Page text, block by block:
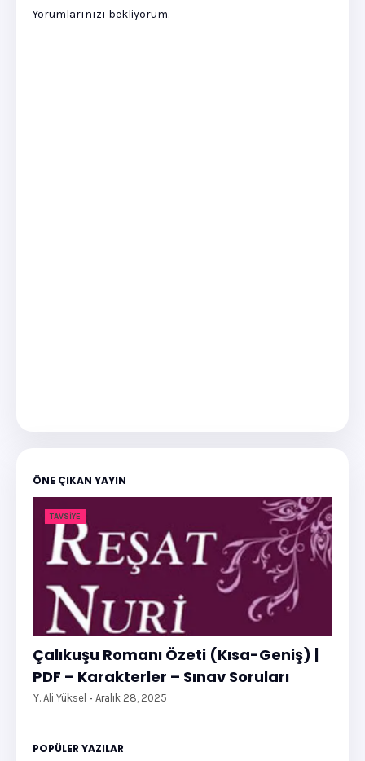
Yorumlarınızı bekliyorum.
ÖNE ÇIKAN YAYIN
TAVSIYE
Çalıkuşu Romanı Özeti (Kısa-Geniş) |
PDF – Karakterler – Sınav Soruları
Y. Ali Yüksel Aralık 28, 2025
POPÜLER YAZILAR